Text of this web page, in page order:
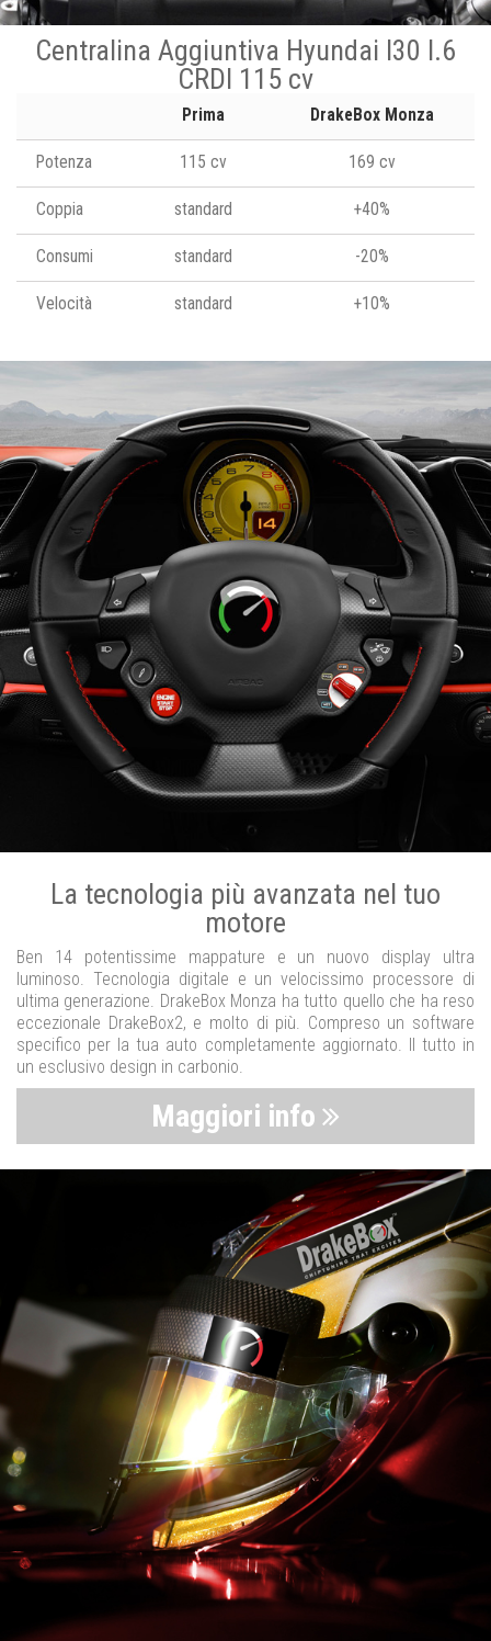
Centralina Aggiuntiva Hyundai I30 I.6
CRDI 115 cv
Prima DrakeBox Monza
Potenza 115 cv 169 cv
Coppia standard +40%
Consumi standard -20%
Velocità standard +10%
La tecnologia più avanzata nel tuo
motore
Ben 14 potentissime mappature e un nuovo display ultra
luminoso. Tecnologia digitale e un velocissimo processore di
ultima generazione. DrakeBox Monza ha tutto quello che ha reso
eccezionale DrakeBox2, e molto di più. Compreso un software
specifico per la tua auto completamente aggiornato. Il tutto in
un esclusivo design in carbonio.
Maggiori info